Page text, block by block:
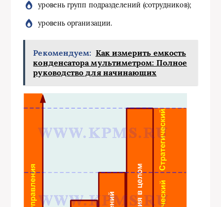
уровень групп подразделений (сотрудников);
уровень организации.
Рекомендуем: Как измерить емкость
конденсатора мультиметром: Полное
руководство для начинающих